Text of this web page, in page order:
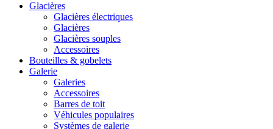
Glacières
Glacières électriques
Glacières
Glacières souples
Accessoires
Bouteilles & gobelets
Galerie
Galeries
Accessoires
Barres de toit
Véhicules populaires
Systèmes de galerie